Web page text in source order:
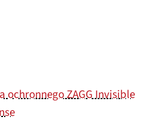
ochronnego ZAGG Invisible